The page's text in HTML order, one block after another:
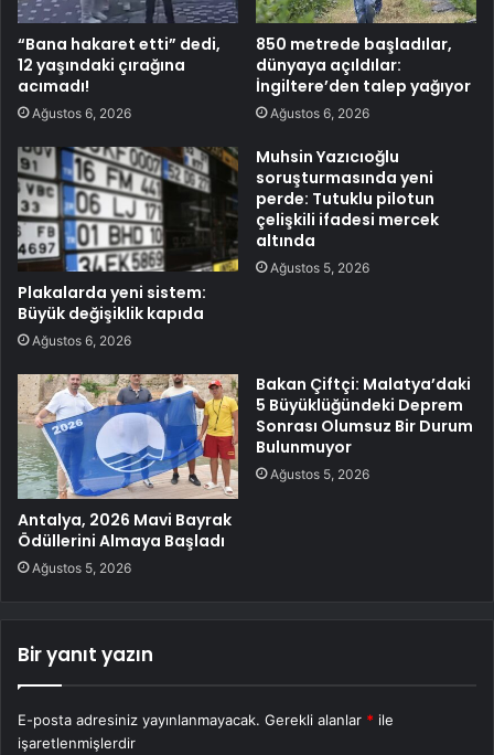
“Bana hakaret etti” dedi,
12 yaşındaki çırağına
acımadı!
Ağustos 6, 2026
850 metrede başladılar,
dünyaya açıldılar:
İngiltere’den talep yağıyor
Ağustos 6, 2026
Plakalarda yeni sistem:
Büyük değişiklik kapıda
Ağustos 6, 2026
Muhsin Yazıcıoğlu
soruşturmasında yeni
perde: Tutuklu pilotun
çelişkili ifadesi mercek
altında
Ağustos 5, 2026
Antalya, 2026 Mavi Bayrak
Ödüllerini Almaya Başladı
Ağustos 5, 2026
Bakan Çiftçi: Malatya’daki
5 Büyüklüğündeki Deprem
Sonrası Olumsuz Bir Durum
Bulunmuyor
Ağustos 5, 2026
Bir yanıt yazın
E-posta adresiniz yayınlanmayacak. Gerekli alanlar * ile
işaretlenmişlerdir